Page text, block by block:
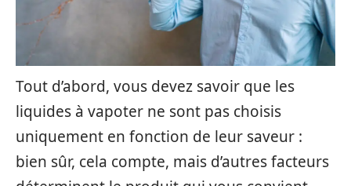
Tout d’abord, vous devez savoir que les
liquides à vapoter ne sont pas choisis
uniquement en fonction de leur saveur :
bien sûr, cela compte, mais d’autres facteurs